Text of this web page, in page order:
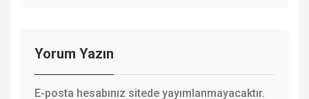
Yorum Yazın
E-posta hesabınız sitede yayımlanmayacaktır.